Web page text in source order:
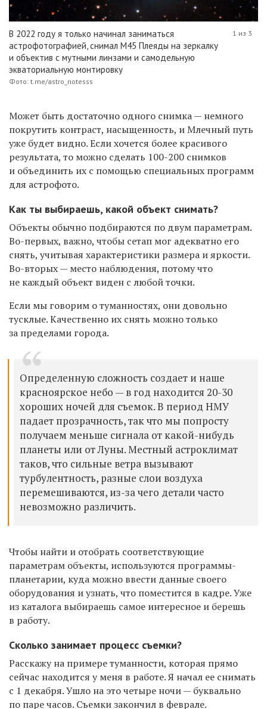
В 2022 году я только начинал заниматься
астрофотографией, снимал M45 Плеяды на зеркалку
и объектив с мутными линзами и самодельную
экваториальную монтировку
Фото: t.me/astro_notesss
1 из 3
Может быть достаточно одного снимка — немного
покрутить контраст, насыщенность, и Млечный путь
уже будет видно. Если хочется более красивого
результата, то можно сделать 100-200 снимков
и объединить их с помощью специальных программ
для астрофото.
Как ты выбираешь, какой объект снимать?
Объекты обычно подбираются по двум параметрам.
Во-первых, важно, чтобы сетап мог адекватно его
снять, учитывая характеристики размера и яркости.
Во-вторых — место наблюдения, потому что
не каждый объект виден с любой точки.
Если мы говорим о туманностях, они довольно
тусклые. Качественно их снять можно только
за пределами города.
Определенную сложность создает и наше
красноярское небо — в год находится 20-30
хороших ночей для съемок. В период НМУ
падает прозрачность, так что мы попросту
получаем меньше сигнала от какой-нибудь
планеты или от Луны. Местный астроклимат
таков, что сильные ветра вызывают
турбулентность, разные слои воздуха
перемешиваются, из-за чего детали часто
невозможно различить.
Чтобы найти и отобрать соответствующие
параметрам объекты, используются программы-
планетарии, куда можно ввести данные своего
оборудования и узнать, что поместится в кадре. Уже
из каталога выбираешь самое интересное и берешь
в работу.
Сколько занимает процесс съемки?
Расскажу на примере туманности, которая прямо
сейчас находится у меня в работе. Я начал ее снимать
с 1 декабря. Ушло на это четыре ночи — буквально
по паре часов. Съемки закончил в феврале.